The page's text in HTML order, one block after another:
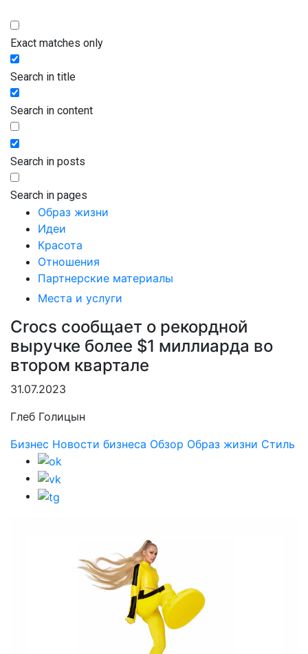
Exact matches only
Search in title
Search in content
Search in posts
Search in pages
Образ жизни
Идеи
Красота
Отношения
Партнерские материалы
Места и услуги
Crocs сообщает о рекордной
выручке более $1 миллиарда во
втором квартале
31.07.2023
Глеб Голицын
Бизнес Новости бизнеса Обзор Образ жизни Стиль